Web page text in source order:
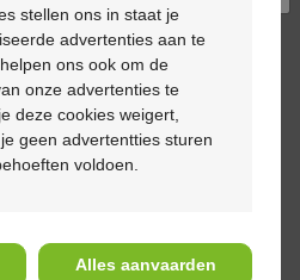
stellen ons in staat je
advertenties aan te
ons ook om de
onze advertenties te
deze cookies weigert,
geen advertentties sturen
voldoen.
Alles aanvaarden